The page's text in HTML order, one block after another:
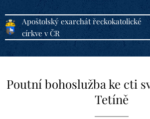
Apoštolský exarchát řeckokatolické
církve v ČR
Poutní bohoslužba ke cti
Tetíně